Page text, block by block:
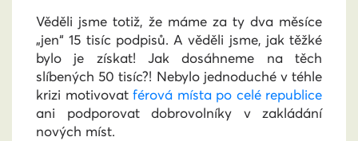
Věděli jsme totiž, že máme za ty dva měsíce
„jen“ 15 tisíc podpisů. A věděli jsme, jak těžké
bylo je získat! Jak dosáhneme na těch
slíbených 50 tisíc?! Nebylo jednoduché v téhle
krizi motivovat férová místa po celé republice
ani podporovat dobrovolníky v zakládání
nových míst.